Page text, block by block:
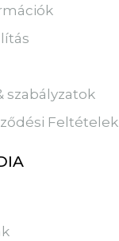
szabályzatok
Feltételek